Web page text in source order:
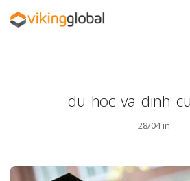
du-hoc-va-dinh-
28/04 in